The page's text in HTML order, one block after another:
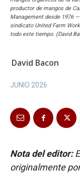
productor de mangos de
Management desde 1976
sindicato United Farm
todo este tiempo. (David
David Bacon
JUNIO 2026
Nota del editor:
originalmente